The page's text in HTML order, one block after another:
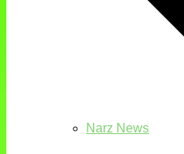
Narz News